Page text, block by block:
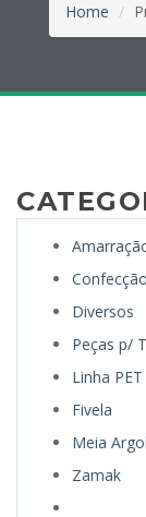
Home
Confecção
Diversos
Peças p/
Linha PET
Fivela
Meia
Zamak